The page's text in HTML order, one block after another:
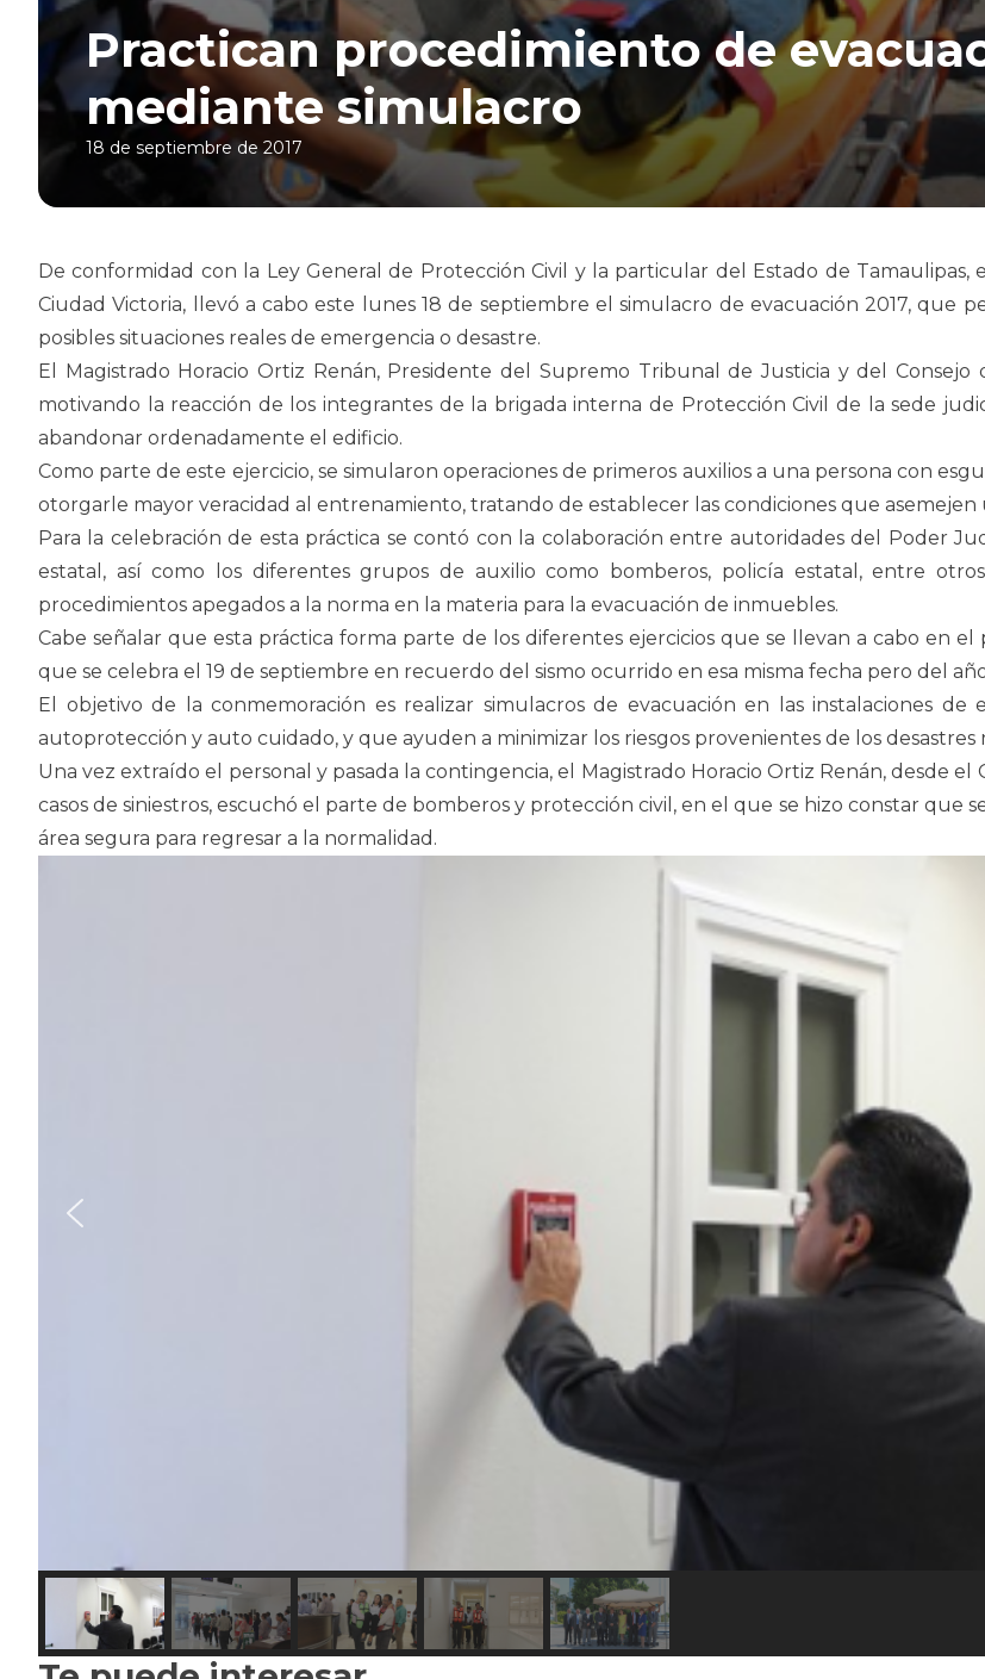
Practican procedimiento de
mediante simulacro
18 de septiembre de 2017
De conformidad con la Ley General de Protección Civil y la particular del Estado de
Ciudad Victoria, llevó a cabo este lunes 18 de septiembre el simulacro de evacuación 2017, que
posibles situaciones reales de emergencia o desastre.
El Magistrado Horacio Ortiz Renán, Presidente del Supremo Tribunal de Justicia y del
motivando la reacción de los integrantes de la brigada interna de Protección Civil de la sede
abandonar ordenadamente el edificio.
Como parte de este ejercicio, se simularon operaciones de primeros auxilios a una persona con
otorgarle mayor veracidad al entrenamiento, tratando de establecer las condiciones que asemejen
Para la celebración de esta práctica se contó con la colaboración entre autoridades del Poder
estatal, así como los diferentes grupos de auxilio como bomberos, policía estatal, entre
procedimientos apegados a la norma en la materia para la evacuación de inmuebles.
Cabe señalar que esta práctica forma parte de los diferentes ejercicios que se llevan a cabo en
que se celebra el 19 de septiembre en recuerdo del sismo ocurrido en esa misma fecha pero del
El objetivo de la conmemoración es realizar simulacros de evacuación en las instalaciones
autoprotección y auto cuidado, y que ayuden a minimizar los riesgos provenientes de los
Una vez extraído el personal y pasada la contingencia, el Magistrado Horacio Ortiz Renán, desde
casos de siniestros, escuchó el parte de bomberos y protección civil, en el que se hizo constar
área segura para regresar a la normalidad.